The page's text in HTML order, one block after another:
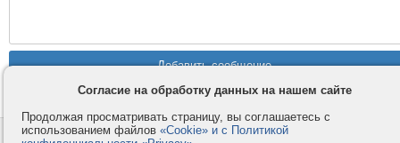
Контакты
Согласие на обработку данных на нашем сайте
Продолжая просматривать страницу, вы соглашаетесь с
использованием файлов «Cookie» и с Политикой